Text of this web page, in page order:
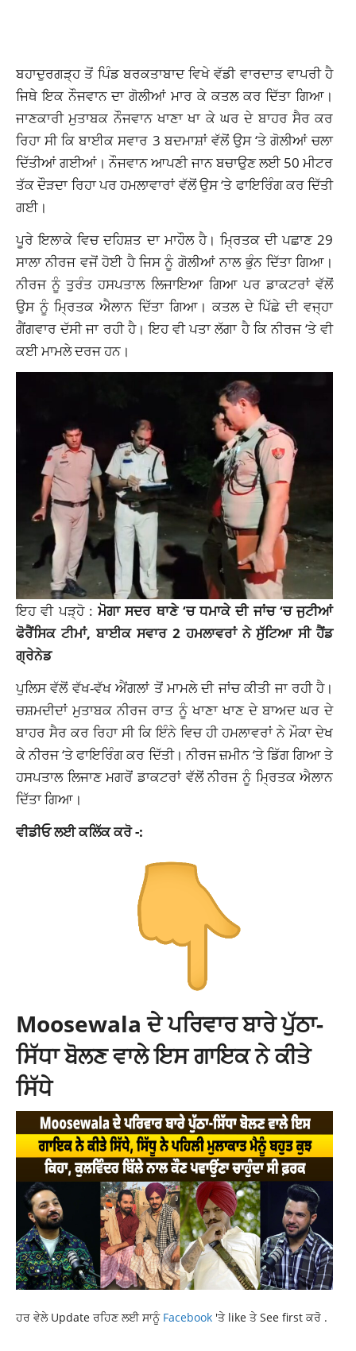
ਬਹਾਦੁਰਗੜ੍ਹ ਤੋਂ ਪਿੰਡ ਬਰਕਤਾਬਾਦ ਵਿਖੇ ਵੱਡੀ ਵਾਰਦਾਤ ਵਾਪਰੀ ਹੈ
ਜਿਥੇ ਇਕ ਨੌਜਵਾਨ ਦਾ ਗੋਲੀਆਂ ਮਾਰ ਕੇ ਕਤਲ ਕਰ ਦਿੱਤਾ ਗਿਆ।
ਜਾਣਕਾਰੀ ਮੁਤਾਬਕ ਨੌਜਵਾਨ ਖਾਣਾ ਖਾ ਕੇ ਘਰ ਦੇ ਬਾਹਰ ਸੈਰ ਕਰ
ਰਿਹਾ ਸੀ ਕਿ ਬਾਈਕ ਸਵਾਰ 3 ਬਦਮਾਸ਼ਾਂ ਵੱਲੋਂ ਉਸ ‘ਤੇ ਗੋਲੀਆਂ ਚਲਾ
ਦਿੱਤੀਆਂ ਗਈਆਂ। ਨੌਜਵਾਨ ਆਪਣੀ ਜਾਨ ਬਚਾਉਣ ਲਈ 50 ਮੀਟਰ
ਤੱਕ ਦੌੜਦਾ ਰਿਹਾ ਪਰ ਹਮਲਾਵਾਰਾਂ ਵੱਲੋਂ ਉਸ ‘ਤੇ ਫਾਇਰਿੰਗ ਕਰ ਦਿੱਤੀ
ਗਈ।
ਪੂਰੇ ਇਲਾਕੇ ਵਿਚ ਦਹਿਸ਼ਤ ਦਾ ਮਾਹੌਲ ਹੈ। ਮ੍ਰਿਤਕ ਦੀ ਪਛਾਣ 29
ਸਾਲਾ ਨੀਰਜ ਵਜੋਂ ਹੋਈ ਹੈ ਜਿਸ ਨੂੰ ਗੋਲੀਆਂ ਨਾਲ ਭੁੰਨ ਦਿੱਤਾ ਗਿਆ।
ਨੀਰਜ ਨੂੰ ਤੁਰੰਤ ਹਸਪਤਾਲ ਲਿਜਾਇਆ ਗਿਆ ਪਰ ਡਾਕਟਰਾਂ ਵੱਲੋਂ
ਉਸ ਨੂੰ ਮ੍ਰਿਤਕ ਐਲਾਨ ਦਿੱਤਾ ਗਿਆ। ਕਤਲ ਦੇ ਪਿੱਛੇ ਦੀ ਵਜ੍ਹਾ
ਗੈਂਗਵਾਰ ਦੱਸੀ ਜਾ ਰਹੀ ਹੈ। ਇਹ ਵੀ ਪਤਾ ਲੱਗਾ ਹੈ ਕਿ ਨੀਰਜ ‘ਤੇ ਵੀ
ਕਈ ਮਾਮਲੇ ਦਰਜ ਹਨ।
ਇਹ ਵੀ ਪੜ੍ਹੋ :ਮੋਗਾ ਸਦਰ ਥਾਣੇ ‘ਚ ਧਮਾਕੇ ਦੀ ਜਾਂਚ ‘ਚ ਜੁਟੀਆਂ
ਫੋਰੈਂਸਿਕ ਟੀਮਾਂ, ਬਾਈਕ ਸਵਾਰ 2 ਹਮਲਾਵਰਾਂ ਨੇ ਸੁੱਟਿਆ ਸੀ ਹੈਂਡ
ਗ੍ਰੇਨੇਡ
ਪੁਲਿਸ ਵੱਲੋਂ ਵੱਖ-ਵੱਖ ਐਂਗਲਾਂ ਤੋਂ ਮਾਮਲੇ ਦੀ ਜਾਂਚ ਕੀਤੀ ਜਾ ਰਹੀ ਹੈ।
ਚਸ਼ਮਦੀਦਾਂ ਮੁਤਾਬਕ ਨੀਰਜ ਰਾਤ ਨੂੰ ਖਾਣਾ ਖਾਣ ਦੇ ਬਾਅਦ ਘਰ ਦੇ
ਬਾਹਰ ਸੈਰ ਕਰ ਰਿਹਾ ਸੀ ਕਿ ਇੰਨੇ ਵਿਚ ਹੀ ਹਮਲਾਵਰਾਂ ਨੇ ਮੌਕਾ ਦੇਖ
ਕੇ ਨੀਰਜ ‘ਤੇ ਫਾਇਰਿੰਗ ਕਰ ਦਿੱਤੀ। ਨੀਰਜ ਜ਼ਮੀਨ ‘ਤੇ ਡਿੱਗ ਗਿਆ ਤੇ
ਹਸਪਤਾਲ ਲਿਜਾਣ ਮਗਰੋਂ ਡਾਕਟਰਾਂ ਵੱਲੋਂ ਨੀਰਜ ਨੂੰ ਮ੍ਰਿਤਕ ਐਲਾਨ
ਦਿੱਤਾ ਗਿਆ।
ਵੀਡੀਓ ਲਈ ਕਲਿੱਕ ਕਰੋ -:
Moosewala ਦੇ ਪਰਿਵਾਰ ਬਾਰੇ ਪੁੱਠਾ-
ਸਿੱਧਾ ਬੋਲਣ ਵਾਲੇ ਇਸ ਗਾਇਕ ਨੇ ਕੀਤੇ
ਸਿੱਧੇ
ਹਰ ਵੇਲੇ Update ਰਹਿਣ ਲਈ ਸਾਨੂੰ Facebook 'ਤੇ like ਤੇ See first ਕਰੋ .